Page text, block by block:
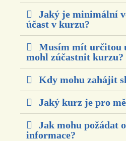
Jaký je minimální
účast v kurzu?
Musím mít určitou
mohl zúčastnit kurzu?
Kdy mohu zahájit
Jaký kurz je pro
Jak mohu požádat
informace?